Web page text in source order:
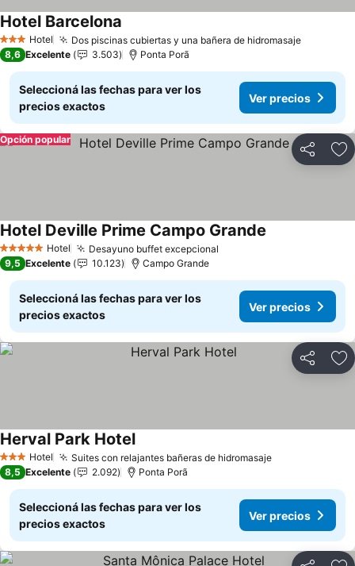
3 Estrellas
Hotel Dos piscinas cubiertas y una bañera de hidromasaje
Hotel Barcelona
8,6 Excelente 3.503 Ponta Porã
Seleccioná las fechas para ver los
precios exactos
Ver precios
Compartir
Opción popular
5 Estrellas Hotel Desayuno buffet excepcional
Hotel Deville Prime Campo Grande
9,5 Excelente 10.123 Campo Grande
Seleccioná las fechas para ver los
precios exactos
Ver precios
Compartir
3 Estrellas
Hotel Suites con relajantes bañeras de hidromasaje
Herval Park Hotel
8,5 Excelente 2.092 Ponta Porã
Seleccioná las fechas para ver los
precios exactos
Ver precios